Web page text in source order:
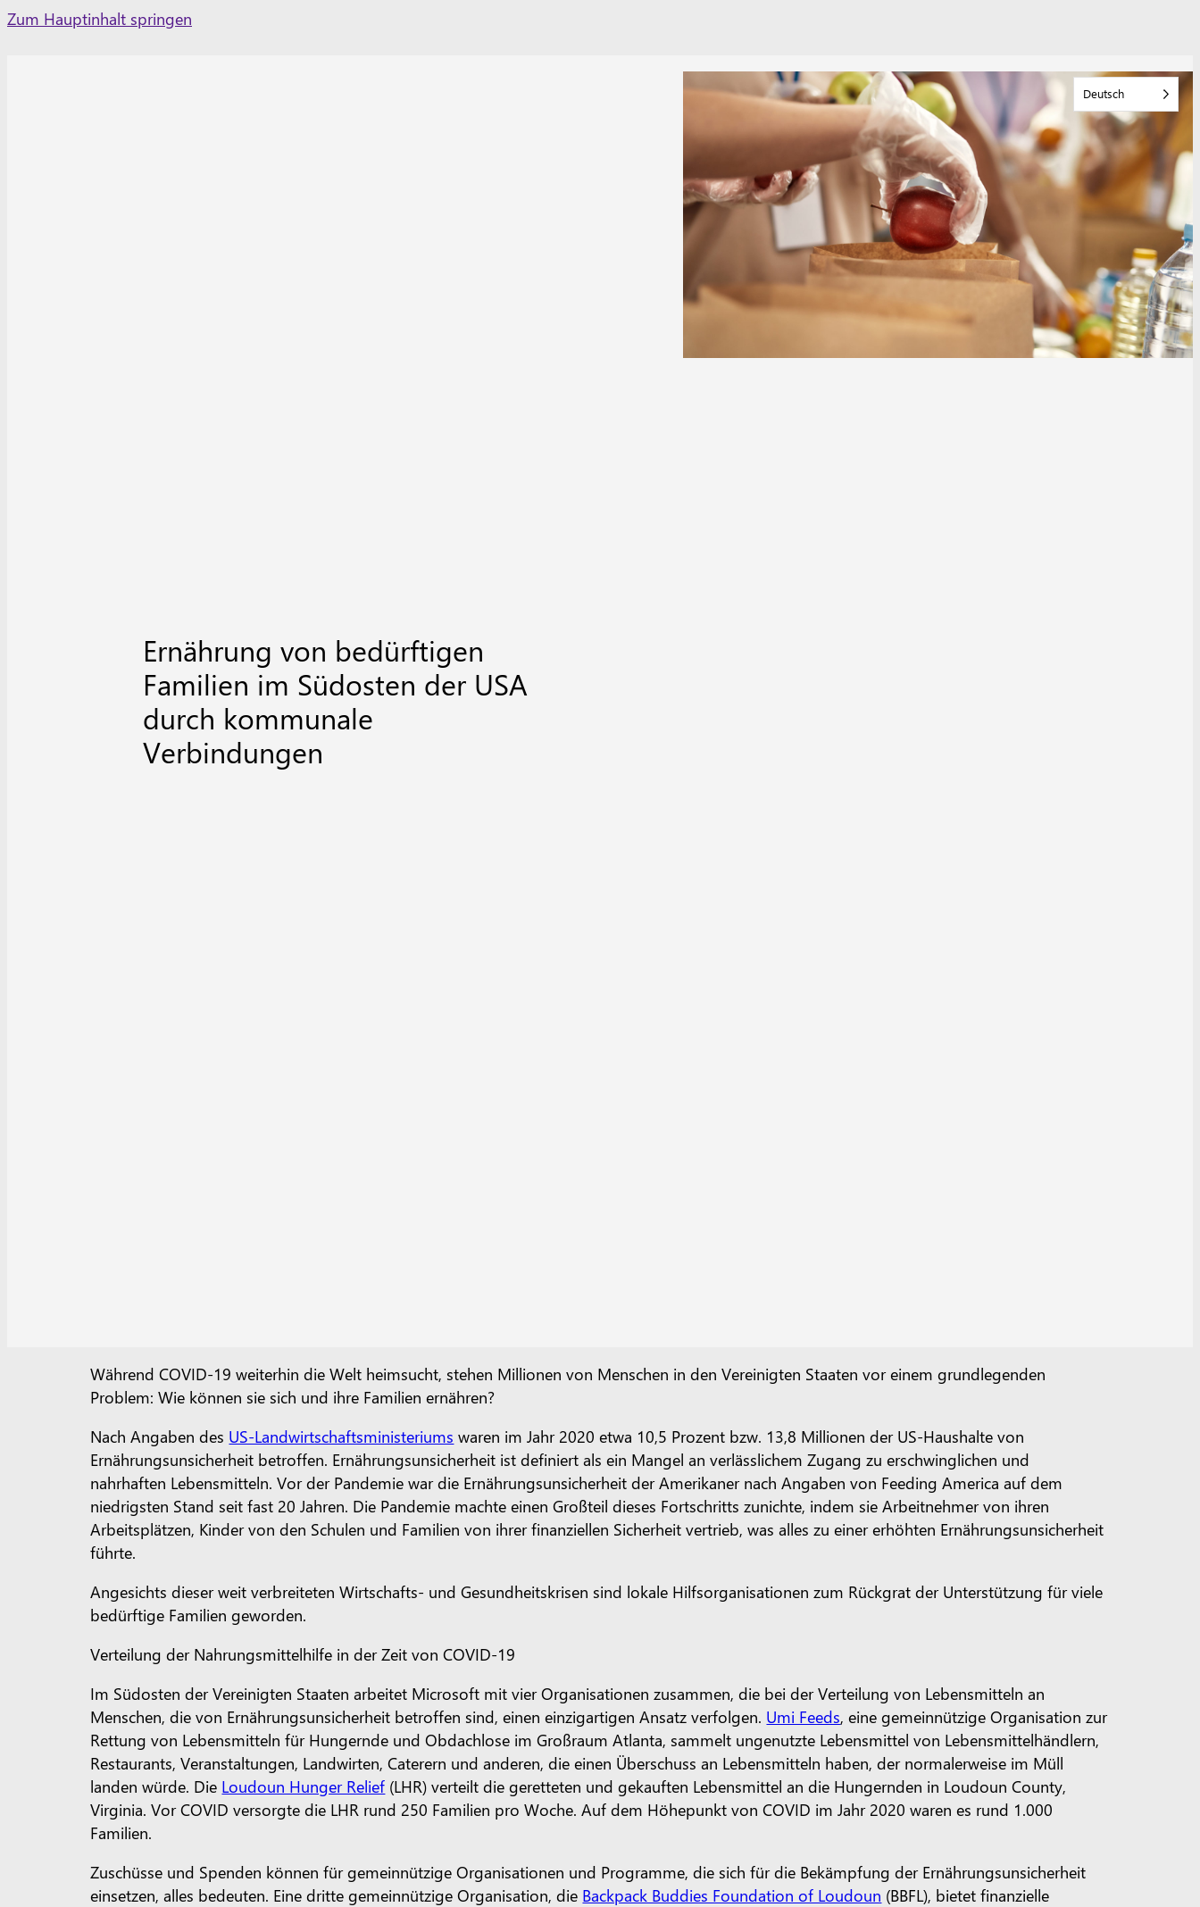
Skip
Zum Hauptinhalt springen
Deutsch
Ernährung von bedürftigen
Familien im Südosten der USA
durch kommunale
Verbindungen
Während COVID-19 weiterhin die Welt heimsucht, stehen Millionen von Menschen in den Vereinigten Staaten vor einem grundlegenden
Problem: Wie können sie sich und ihre Familien ernähren?
Nach Angaben des US-Landwirtschaftsministeriums waren im Jahr 2020 etwa 10,5 Prozent bzw. 13,8 Millionen der US-Haushalte von
Ernährungsunsicherheit betroffen. Ernährungsunsicherheit ist definiert als ein Mangel an verlässlichem Zugang zu erschwinglichen und
nahrhaften Lebensmitteln. Vor der Pandemie war die Ernährungsunsicherheit der Amerikaner nach Angaben von Feeding America auf dem
niedrigsten Stand seit fast 20 Jahren. Die Pandemie machte einen Großteil dieses Fortschritts zunichte, indem sie Arbeitnehmer von ihren
Arbeitsplätzen, Kinder von den Schulen und Familien von ihrer finanziellen Sicherheit vertrieb, was alles zu einer erhöhten Ernährungsunsicherheit
führte.
Angesichts dieser weit verbreiteten Wirtschafts- und Gesundheitskrisen sind lokale Hilfsorganisationen zum Rückgrat der Unterstützung für viele
bedürftige Familien geworden.
Verteilung der Nahrungsmittelhilfe in der Zeit von COVID-19
Im Südosten der Vereinigten Staaten arbeitet Microsoft mit vier Organisationen zusammen, die bei der Verteilung von Lebensmitteln an
Menschen, die von Ernährungsunsicherheit betroffen sind, einen einzigartigen Ansatz verfolgen. Umi Feeds, eine gemeinnützige Organisation zur
Rettung von Lebensmitteln für Hungernde und Obdachlose im Großraum Atlanta, sammelt ungenutzte Lebensmittel von Lebensmittelhändlern,
Restaurants, Veranstaltungen, Landwirten, Caterern und anderen, die einen Überschuss an Lebensmitteln haben, der normalerweise im Müll
landen würde. Die Loudoun Hunger Relief (LHR) verteilt die geretteten und gekauften Lebensmittel an die Hungernden in Loudoun County,
Virginia. Vor COVID versorgte die LHR rund 250 Familien pro Woche. Auf dem Höhepunkt von COVID im Jahr 2020 waren es rund 1.000
Familien.
Zuschüsse und Spenden können für gemeinnützige Organisationen und Programme, die sich für die Bekämpfung der Ernährungsunsicherheit
einsetzen, alles bedeuten. Eine dritte gemeinnützige Organisation, die Backpack Buddies Foundation of Loudoun (BBFL), bietet finanzielle